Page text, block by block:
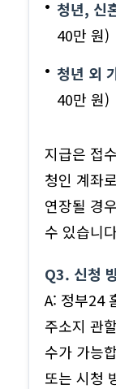
청년, 신
40만 원)
청년 외
40만 원)
지급은 접
청인 계좌
연장될 경
수 있습니
Q3. 신청
A: 정부24
주소지 관
수가 가능
또는 시청